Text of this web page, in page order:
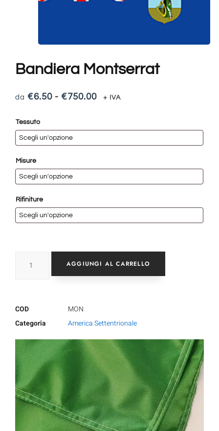
Bandiera Montserrat
€6.50 - €750.00 + IVA
Tessuto
Misure
Rifiniture
AGGIUNGI AL CARRELLO
COD
MON
Categoria
America Settentrionale